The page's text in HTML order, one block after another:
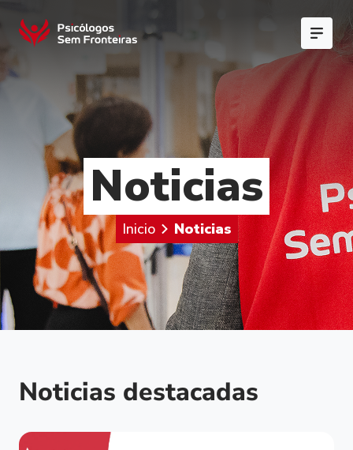
Noticias
Inicio Noticias
Noticias destacadas